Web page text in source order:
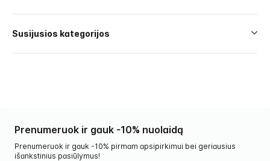
Susijusios kategorijos
Prenumeruok ir gauk -10% nuolaidą
Prenumeruok ir gauk -10% pirmam apsipirkimui bei geriausius
išankstinius pasiūlymus!